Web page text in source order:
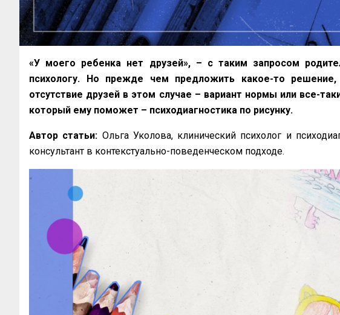
«У моего ребенка нет друзей», – с таким запросом
психологу. Но прежде чем предложить какое-то решение,
отсутствие друзей в этом случае – вариант нормы или все-
который ему поможет – психодиагностика по рисунку.
Автор статьи: Ольга Уколова, клинический психолог и
консультант в контекстуально-поведенческом подходе.